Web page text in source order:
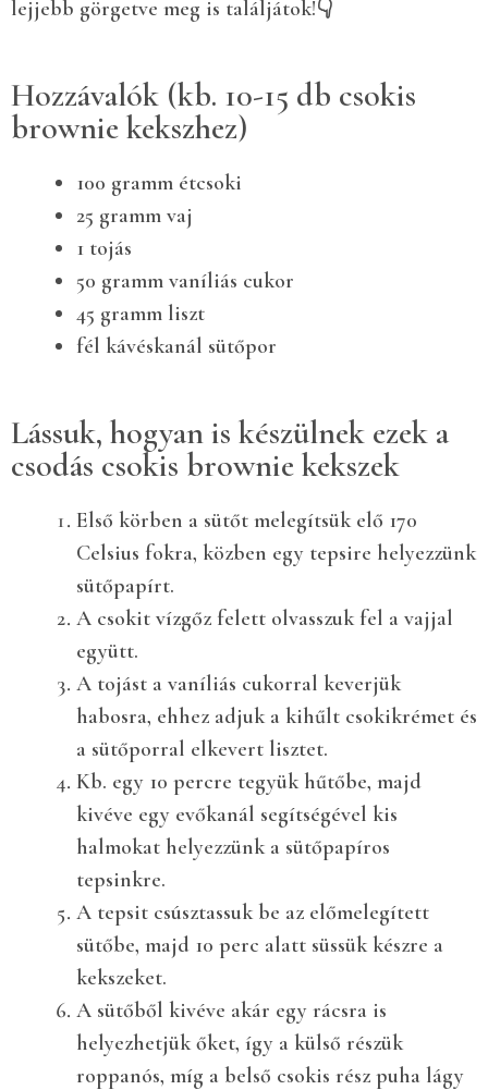
lejjebb görgetve meg is találjátok!👇
Hozzávalók (kb. 10-15 db csokis
brownie kekszhez)
100 gramm étcsoki
25 gramm vaj
1 tojás
50 gramm vaníliás cukor
45 gramm liszt
fél kávéskanál sütőpor
Lássuk, hogyan is készülnek ezek a
csodás csokis brownie kekszek
Első körben a sütőt melegítsük elő 170
Celsius fokra, közben egy tepsire helyezzünk
sütőpapírt.
A csokit vízgőz felett olvasszuk fel a vajjal
együtt.
A tojást a vaníliás cukorral keverjük
habosra, ehhez adjuk a kihűlt csokikrémet és
a sütőporral elkevert lisztet.
Kb. egy 10 percre tegyük hűtőbe, majd
kivéve egy evőkanál segítségével kis
halmokat helyezzünk a sütőpapíros
tepsinkre.
A tepsit csúsztassuk be az előmelegített
sütőbe, majd 10 perc alatt süssük készre a
kekszeket.
A sütőből kivéve akár egy rácsra is
helyezhetjük őket, így a külső részük
roppanós, míg a belső csokis rész puha lágy